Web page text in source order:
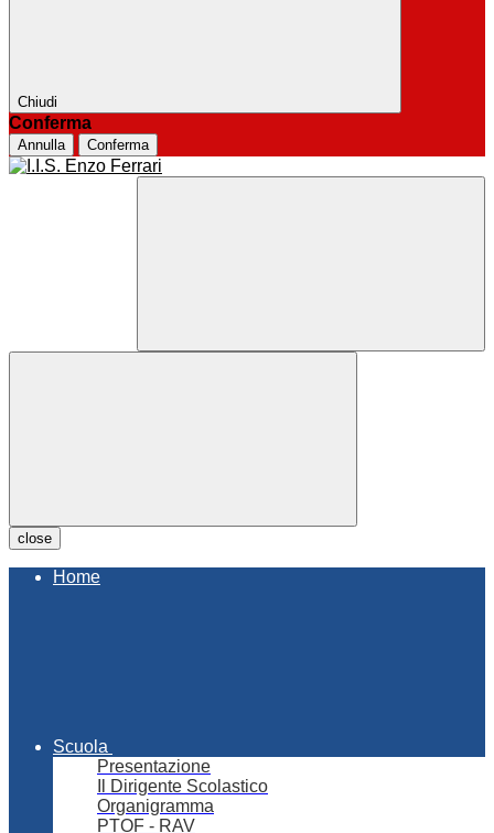
Chiudi
Conferma
Annulla Conferma
close
Home
Scuola
Presentazione
Il Dirigente Scolastico
Organigramma
PTOF - RAV